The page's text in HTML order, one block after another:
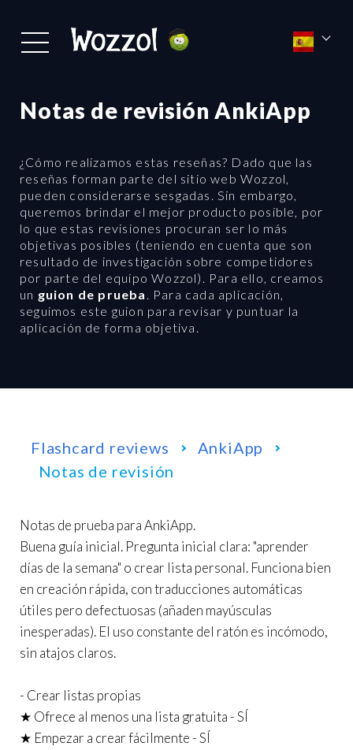
Notas de revisión AnkiApp
¿Cómo realizamos estas reseñas? Dado que las
reseñas forman parte del sitio web Wozzol,
pueden considerarse sesgadas. Sin embargo,
queremos brindar el mejor producto posible, por
lo que estas revisiones procuran ser lo más
objetivas posibles (teniendo en cuenta que son
resultado de investigación sobre competidores
por parte del equipo Wozzol). Para ello, creamos
un guion de prueba . Para cada aplicación,
seguimos este guion para revisar y puntuar la
aplicación de forma objetiva.
Flashcard reviews
AnkiApp
Notas de revisión
Notas de prueba para AnkiApp.
Buena guía inicial. Pregunta inicial clara: "aprender
días de la semana" o crear lista personal. Funciona bien
en creación rápida, con traducciones automáticas
útiles pero defectuosas (añaden mayúsculas
inesperadas). El uso constante del ratón es incómodo,
sin atajos claros.
- Crear listas propias
★ Ofrece al menos una lista gratuita - SÍ
★ Empezar a crear fácilmente - SÍ